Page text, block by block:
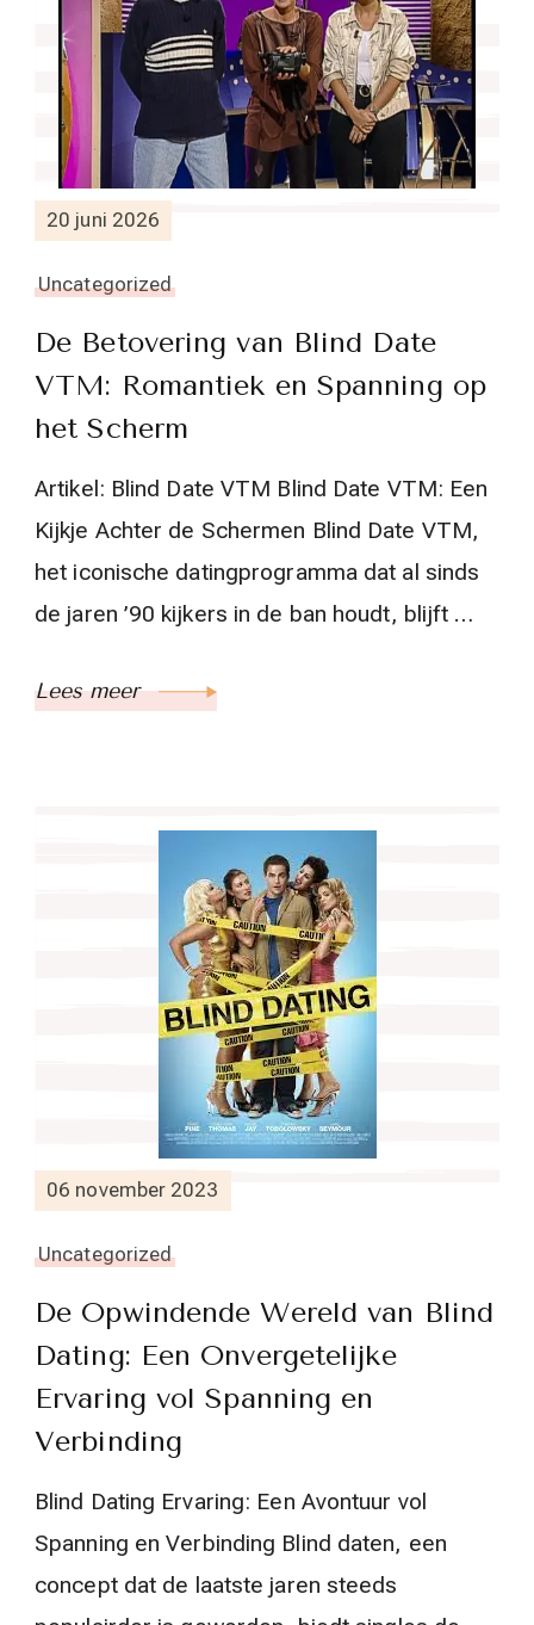
20 juni 2026
Uncategorized
De Betovering van Blind Date
VTM: Romantiek en Spanning op
het Scherm
Artikel: Blind Date VTM Blind Date VTM: Een
Kijkje Achter de Schermen Blind Date VTM,
het iconische datingprogramma dat al sinds
de jaren ’90 kijkers in de ban houdt, blijft …
Lees meer
06 november 2023
Uncategorized
De Opwindende Wereld van Blind
Dating: Een Onvergetelijke
Ervaring vol Spanning en
Verbinding
Blind Dating Ervaring: Een Avontuur vol
Spanning en Verbinding Blind daten, een
concept dat de laatste jaren steeds